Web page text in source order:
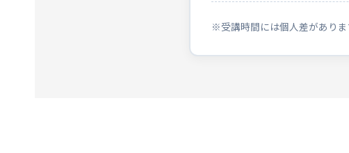
※受講時間には個人差がありま